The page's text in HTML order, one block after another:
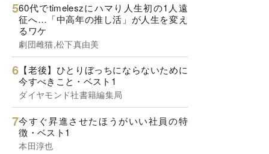
60代でtimeleszにハマり人生初の1人遠
征へ…「中高年の推し活」が人生を変え
るワケ
劇団雌猫,松下真由美
【老後】ひとりぼっちにならないために
今すべきこと・ベスト1
ダイヤモンド社書籍編集局
今すぐ昇進させたほうがいい社員の特
徴・ベスト1
本田淳也